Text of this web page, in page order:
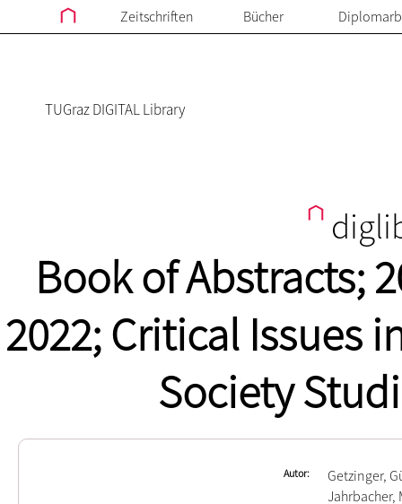
Zeitschriften Bücher
TUGraz DIGITAL Library
Book of Abstracts;
2022; Critical Issues
Society
Autor
Getzinger,
Jahrbacher,